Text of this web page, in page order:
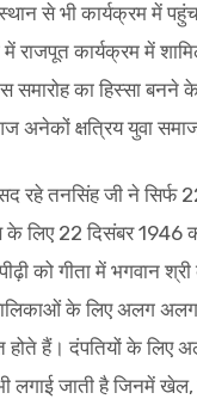
से भी कार्यक्रम में
राजपूत कार्यक्रम में
समारोह का हिस्सा
क्षत्रिय युवा समाज
रहे तनसिंह जी ने सिर्फ
के लिए 22 दिसंबर
को गीता में भगवान
के लिए अलग अलग
हैं। दंपतियों के लिए
लगाई जाती है जिनमें